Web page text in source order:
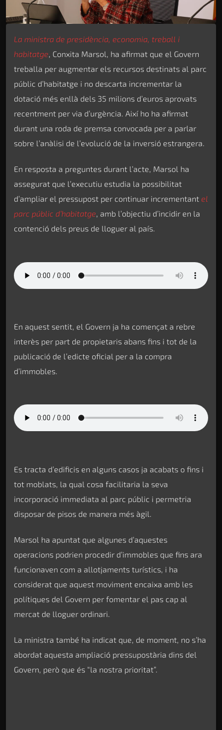
La ministra de presidència, economia, treball i
habitatge , Conxita Marsol, ha afirmat que el Govern
treballa per augmentar els recursos destinats al parc
públic d’habitatge i no descarta incrementar la
dotació més enllà dels 35 milions d’euros aprovats
recentment per via d’urgència. Així ho ha afirmat
durant una roda de premsa convocada per a parlar
sobre l’anàlisi de l’evolució de la inversió estrangera.
En resposta a preguntes durant l’acte, Marsol ha
assegurat que l’executiu estudia la possibilitat
d’ampliar el pressupost per continuar incrementant el
parc públic d’habitatge, amb l’objectiu d’incidir en la
contenció dels preus de lloguer al país.
En aquest sentit, el Govern ja ha començat a rebre
interès per part de propietaris abans fins i tot de la
publicació de l’edicte oficial per a la compra
d’immobles.
Es tracta d’edificis en alguns casos ja acabats o fins i
tot moblats, la qual cosa facilitaria la seva
incorporació immediata al parc públic i permetria
disposar de pisos de manera més àgil.
Marsol ha apuntat que algunes d’aquestes
operacions podrien procedir d’immobles que fins ara
funcionaven com a allotjaments turístics, i ha
considerat que aquest moviment encaixa amb les
polítiques del Govern per fomentar el pas cap al
mercat de lloguer ordinari.
La ministra també ha indicat que, de moment, no s’ha
abordat aquesta ampliació pressupostària dins del
Govern, però que és “la nostra prioritat”.